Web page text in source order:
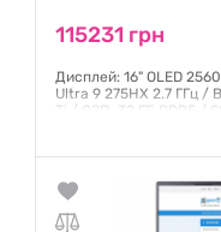
115231 грн
Дисплей: 16" OLED
Ultra 9 275HX 2.7 ГГц /
Ti / ОЗП: 32 ГБ DDR5 /
Гарантия:12 месяцев